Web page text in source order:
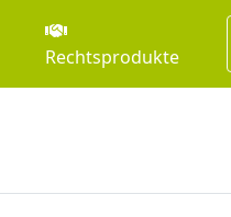
Rechtsprodukte